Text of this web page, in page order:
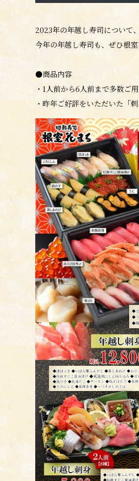
2023年の年越し寿司について
今年の年越し寿司も、ぜひ根
●商品内容
・1人前から6人前まで多数ご
・昨年ご好評をいただいた「